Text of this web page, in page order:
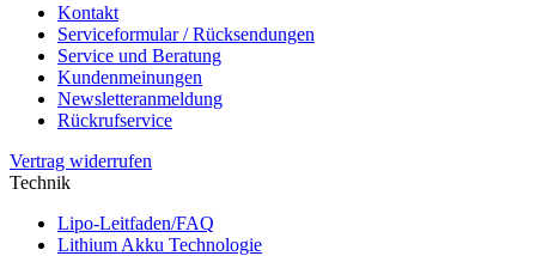
Kontakt
Serviceformular / Rücksendungen
Service und Beratung
Kundenmeinungen
Newsletteranmeldung
Rückrufservice
Vertrag widerrufen
Technik
Lipo-Leitfaden/FAQ
Lithium Akku Technologie